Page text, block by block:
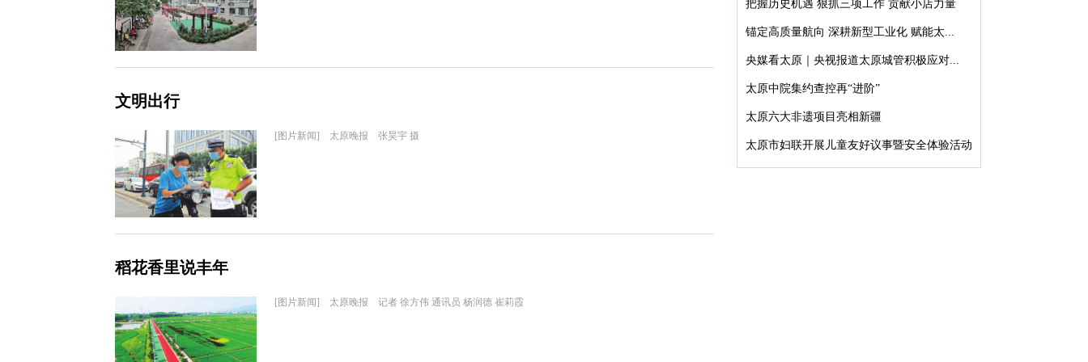
文明出行
[图片新闻] 太原晚报 张昊宇 摄
稻花香里说丰年
[图片新闻] 太原晚报 记者 徐方伟 通讯员 杨润德 崔莉霞
把握历史机遇 狠抓三项工作 贡献小店力量
锚定高质量航向 深耕新型工业化 赋能太...
央媒看太原｜央视报道太原城管积极应对...
太原中院集约查控再“进阶”
太原六大非遗项目亮相新疆
太原市妇联开展儿童友好议事暨安全体验活动